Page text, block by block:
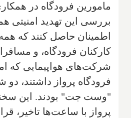
مامورین فرودگاه در
بررسی این تهدید امنیتی
اطمینان حاصل کنند که
کارکنان فرودگاه، و
شرکت‌های هواپیمایی که
فرودگاه پرواز داشتند،
"وست جت" بودند. این
پرواز با ساعت‌ها تاخیر،